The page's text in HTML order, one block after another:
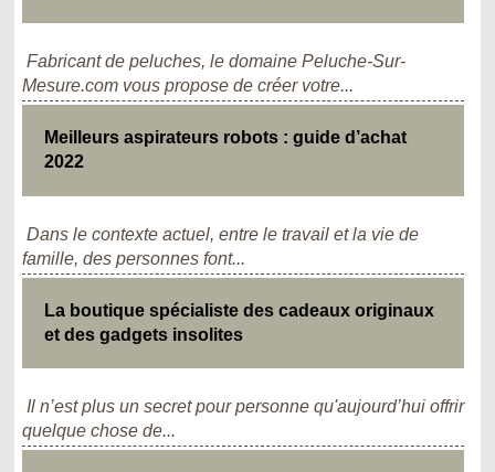
Fabricant de peluches, le domaine Peluche-Sur-
Mesure.com vous propose de créer votre...
Meilleurs aspirateurs robots : guide d’achat
2022
Dans le contexte actuel, entre le travail et la vie de
famille, des personnes font...
La boutique spécialiste des cadeaux originaux
et des gadgets insolites
Il n’est plus un secret pour personne qu'aujourd’hui offrir
quelque chose de...